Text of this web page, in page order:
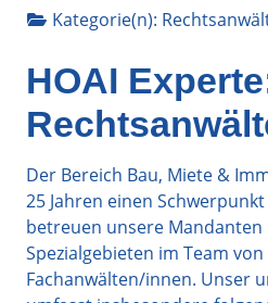
Kategorie(n):
HOAI
Der Bereich Bau, Miete &
25 Jahren einen
betreuen unsere Mandanten
Spezialgebieten im Team
Fachanwälten/innen. Unser